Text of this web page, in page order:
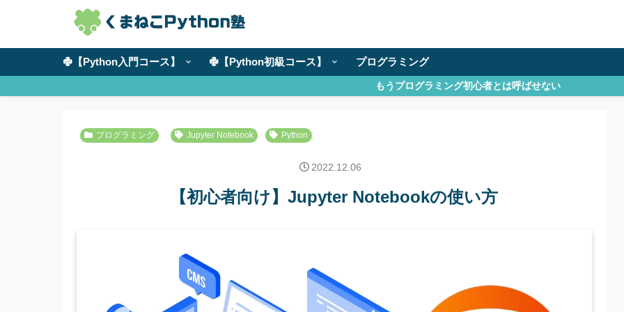
【Python入門コース】 【Python初級コース】 プログラミング
もうプログラミング初心者とは呼ばせない
プログラミング Jupyter Notebook Python
【初心者向け】Jupyter Notebookの使い方
2022.12.06